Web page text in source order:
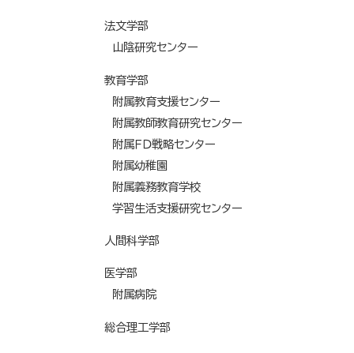
法文学部
山陰研究センター
教育学部
附属教育支援センター
附属教師教育研究センター
附属ＦＤ戦略センター
附属幼稚園
附属義務教育学校
学習生活支援研究センター
人間科学部
医学部
附属病院
総合理工学部